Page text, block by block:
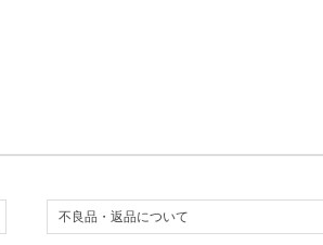
不良品・返品について